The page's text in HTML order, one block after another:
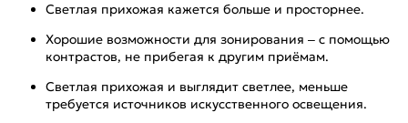
Светлая прихожая кажется больше и просторнее.
Хорошие возможности для зонирования – с помощью
контрастов, не прибегая к другим приёмам.
Светлая прихожая и выглядит светлее, меньше
требуется источников искусственного освещения.